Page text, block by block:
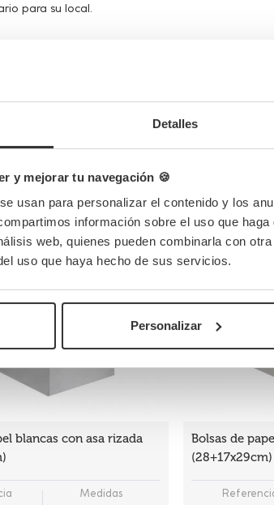
Detalles
y mejorar tu navegación 🍪
usan para personalizar el contenido y los
información sobre el uso que
web, quienes pueden combinarla con
uso que haya hecho de sus servicios.
Personalizar
para su local.
Completa tu pedido
blancas con asa rizada
Medidas
Bolsas de
(28+17x29cm)